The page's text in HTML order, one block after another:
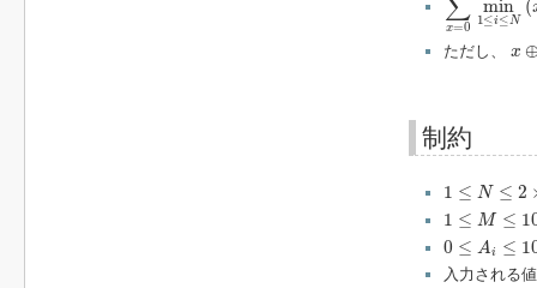
x=0
min
1≤i≤N
(
ただし、 x
⊕
制約
1 ≤ N ≤ 2
1 N ≤2 105
1 ≤ M ≤
1 M ≤ 10 9
0 ≤ Ai ≤
0 A ≤10 9
入力される